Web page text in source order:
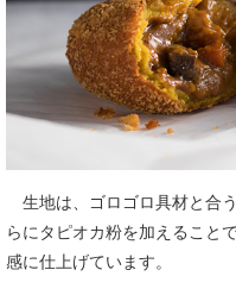
生地は、ゴロゴロ具材と合
らにタピオカ粉を加えること
感に仕上げています。